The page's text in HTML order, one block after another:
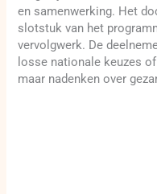
en samenwerking. Het
slotstuk van het
vervolgwerk. De
losse nationale keuzes
maar nadenken over